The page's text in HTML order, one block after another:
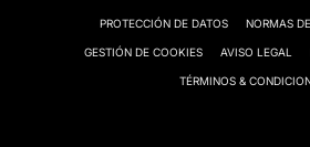
PROTECCIÓN DE DATOS NORMAS
GESTIÓN DE COOKIES AVISO LEGAL
TÉRMINOS &